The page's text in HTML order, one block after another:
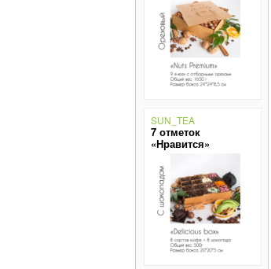
SUN_TEA
7 отметок
«Нравится»